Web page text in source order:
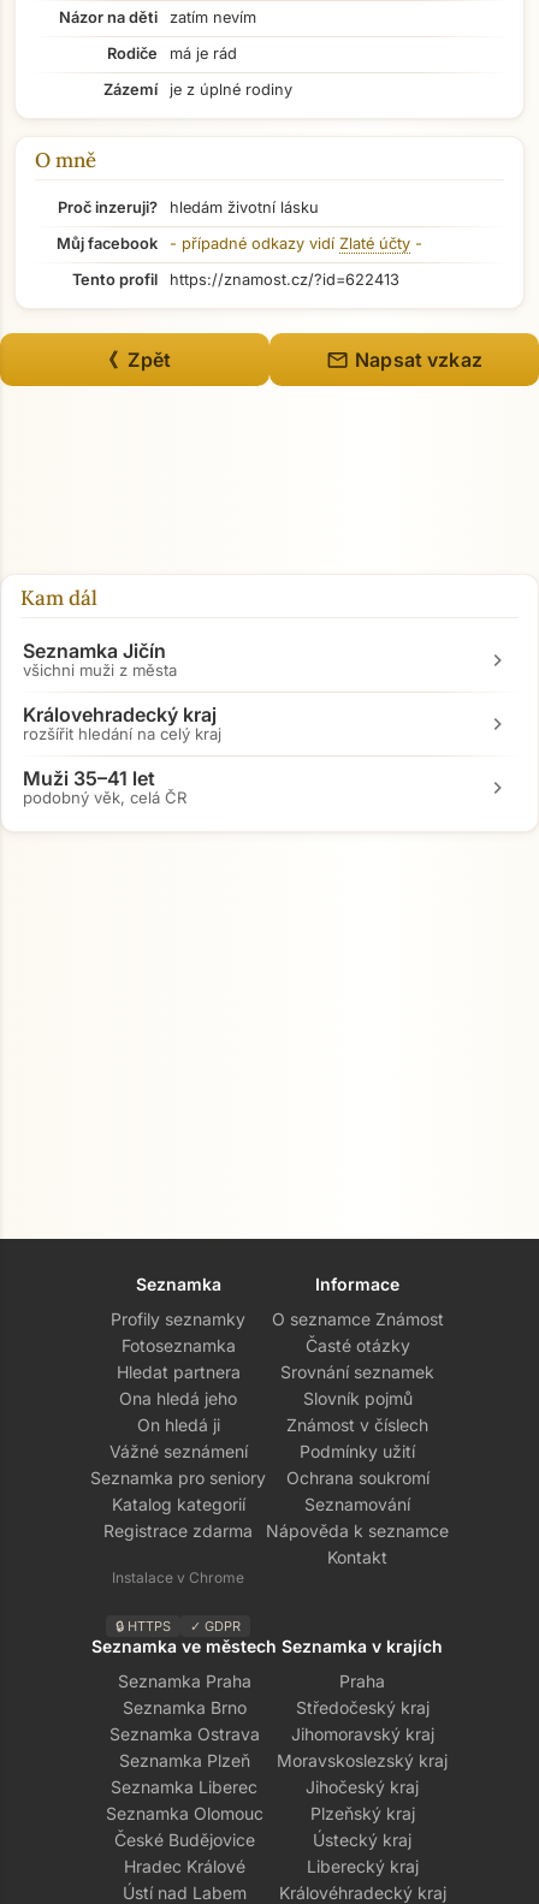
Přejít na hlavní obsah
Názor na děti
zatím nevím
Rodiče
má je rád
Zázemí
je z úplné rodiny
O mně
Proč inzeruji?
hledám životní lásku
Můj facebook
- případné odkazy vidí Zlaté účty -
Tento profil
https://znamost.cz/?id=622413
《 Zpět mail Napsat vzkaz
Kam dál
Seznamka Jičín
všichni muži z města chevron_right
Královehradecký kraj
rozšířit hledání na celý kraj chevron_right
Muži 35–41 let
podobný věk, celá ČR chevron_right
Seznamka
Profily seznamky
Fotoseznamka
Hledat partnera
Ona hledá jeho
On hledá ji
Vážné seznámení
Seznamka pro seniory
Katalog kategorií
Registrace zdarma
Instalace v Chrome
🔒 HTTPS ✓ GDPR
Informace
O seznamce Známost
Časté otázky
Srovnání seznamek
Slovník pojmů
Známost v číslech
Podmínky užití
Ochrana soukromí
Seznamování
Nápověda k seznamce
Kontakt
Seznamka ve městech
Seznamka Praha
Seznamka Brno
Seznamka Ostrava
Seznamka Plzeň
Seznamka Liberec
Seznamka Olomouc
České Budějovice
Hradec Králové
Ústí nad Labem
Seznamka v krajích
Praha
Středočeský kraj
Jihomoravský kraj
Moravskoslezský kraj
Jihočeský kraj
Plzeňský kraj
Ústecký kraj
Liberecký kraj
Královéhradecký kraj